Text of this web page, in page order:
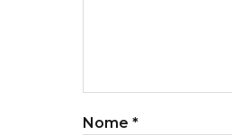
Nome *